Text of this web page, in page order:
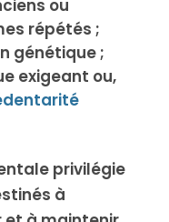
ou
répétés ;
génétique ;
exigeant ou,
privilégie
à